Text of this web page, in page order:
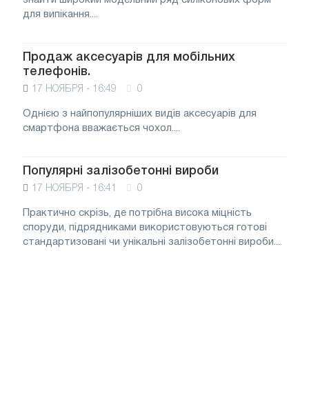
для випікання....
Продаж аксесуарів для мобільних
телефонів.
17 НОЯБРЯ - 16:49 0
Однією з найпопулярніших видів аксесуарів для
смартфона вважається чохол....
Популярні залізобетонні вироби
17 НОЯБРЯ - 16:41 0
Практично скрізь, де потрібна висока міцність
споруди, підрядниками використовуються готові
стандартизовані чи унікальні залізобетонні вироби....